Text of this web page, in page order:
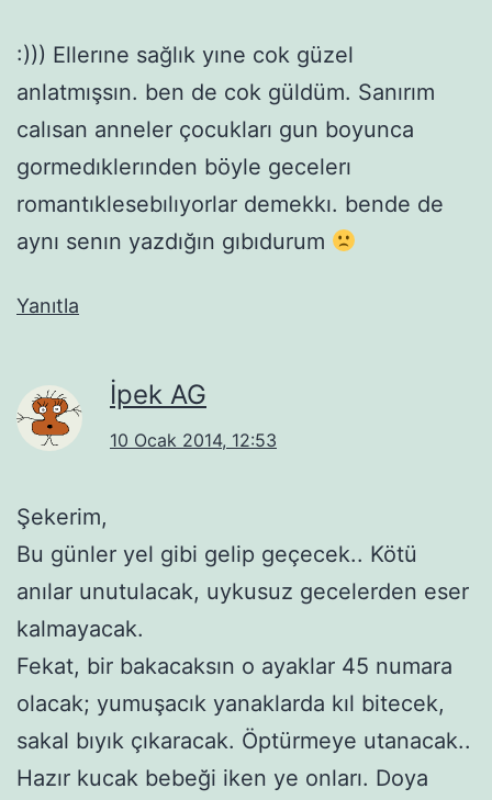
:))) Ellerıne sağlık yıne cok güzel
anlatmışsın. ben de cok güldüm. Sanırım
calısan anneler çocukları gun boyunca
gormedıklerınden böyle gecelerı
romantıklesebılıyorlar demekkı. bende de
aynı senın yazdığın gıbıdurum
Yanıtla
İpek AG
10 Ocak 2014, 12:53
Şekerim,
Bu günler yel gibi gelip geçecek.. Kötü
anılar unutulacak, uykusuz gecelerden eser
kalmayacak.
Fekat, bir bakacaksın o ayaklar 45 numara
olacak; yumuşacık yanaklarda kıl bitecek,
sakal bıyık çıkaracak. Öptürmeye utanacak..
Hazır kucak bebeği iken ye onları. Doya